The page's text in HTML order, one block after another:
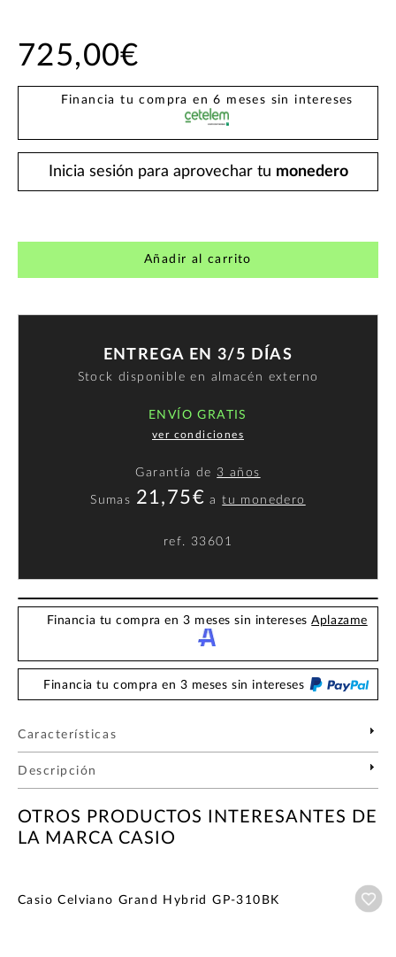
725,00€
Financia tu compra en 6 meses sin intereses
Inicia sesión para aprovechar tu monedero
Añadir al carrito
ENTREGA EN 3/5 DÍAS
Stock disponible en almacén externo
ENVÍO GRATIS
ver condiciones
Garantía de 3 años
Sumas 21,75€ atu monedero
ref. 33601
Financia tu compra en 3 meses sin interesesAplazame
Financia tu compra en 3 meses sin intereses
Características
Descripción
OTROS PRODUCTOS INTERESANTES DE
LA MARCA CASIO
Casio Celviano Grand Hybrid GP-310BK